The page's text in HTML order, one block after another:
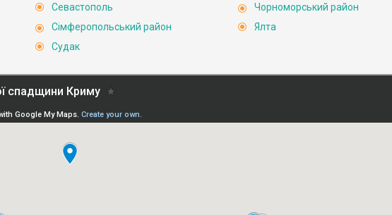
Севастополь
Сімферопольський район
Судак
Чорноморський район
Ялта